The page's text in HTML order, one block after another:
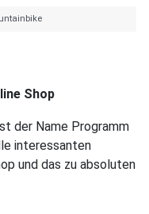
Shop
der Name Programm
interessanten
und das zu absoluten